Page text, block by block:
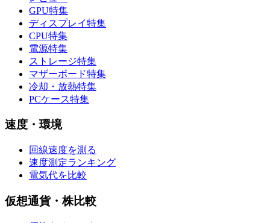
GPU特集
ディスプレイ特集
CPU特集
電源特集
ストレージ特集
マザーボード特集
冷却・放熱特集
PCケース特集
速度・環境
回線速度を測る
速度測定ランキング
電気代を比較
仮想通貨・株比較